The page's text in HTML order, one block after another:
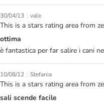
30/04/13 | vale
This is a stars rating area from
ottima
è fantastica per far salire i cani
10/08/12 | Stefania
This is a stars rating area from
sali scende facile